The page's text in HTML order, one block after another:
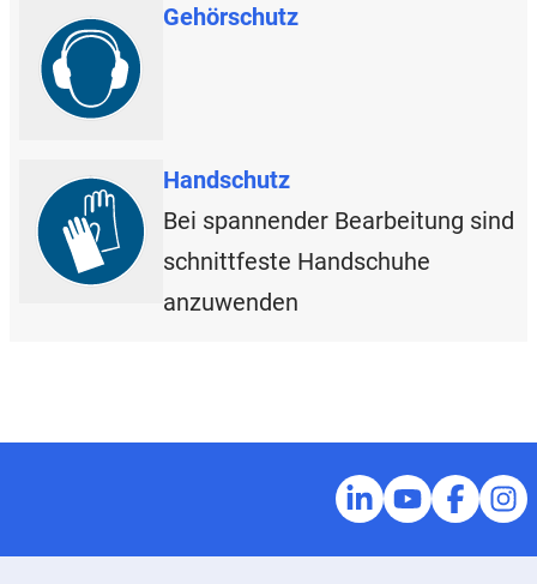
Gehörschutz
Handschutz
Bei spannender Bearbeitung sind
schnittfeste Handschuhe
anzuwenden